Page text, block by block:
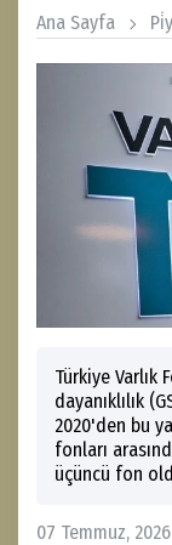
Ana Sayfa
Türkiye Varlık
dayanıklılık
2020'den bu
fonları
üçüncü fon
07 Temmuz,